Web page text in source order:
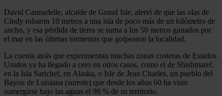
David Carmadelle, alcalde de Grand Isle, alertó de que las olas de
Cindy robaron 10 metros a una isla de poco más de un kilómetro de
ancho, y esa pérdida de tierra se suma a los 50 metros ganados por
el mar en las últimas tormentas que golpearon la localidad.
La cuenta atrás que experimentan muchas zonas costeras de Estados
Unidos ya ha llegado a cero en otros casos, como el de Shishmaref,
en la Isla Sarichef, en Alaska, o Isle de Jean Charles, un pueblo del
Bayou de Luisiana (sureste) que desde los años 60 ha visto
sumergirse bajo las aguas el 98 % de su territorio.